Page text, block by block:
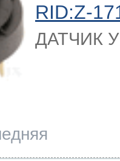
RID:Z-
ДАТЧИК